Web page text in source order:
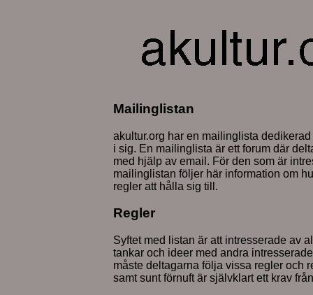
Mailinglistan
akultur.org har en mailinglista
i sig. En mailinglista är ett forum där
med hjälp av email. För den som är
mailinglistan följer här information om
regler att hålla sig till.
Regler
Syftet med listan är att intresserade av
tankar och ideer med andra
måste deltagarna följa vissa regler och
samt sunt förnuft är självklart ett krav